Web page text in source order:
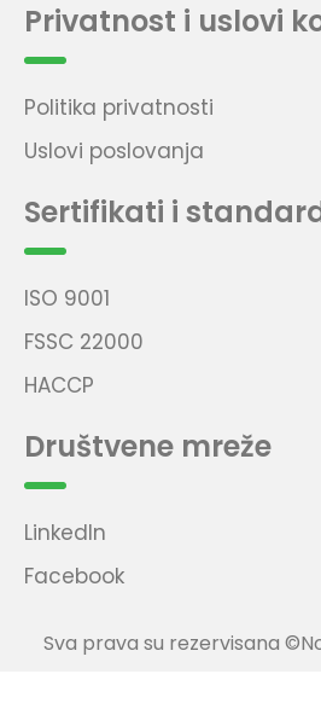
Privatnost i uslovi
Politika privatnosti
Uslovi poslovanja
Sertifikati i
ISO 9001
FSSC 22000
HACCP
Društvene mreže
LinkedIn
Facebook
Sva prava su rezervisana